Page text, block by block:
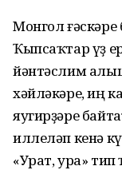
Монгол
Ҡыпсаҡтар үҙ
йәнтәслим
хәйләкәре, иң
яугирҙәре
иллеләп кенә
«Урат, ура»